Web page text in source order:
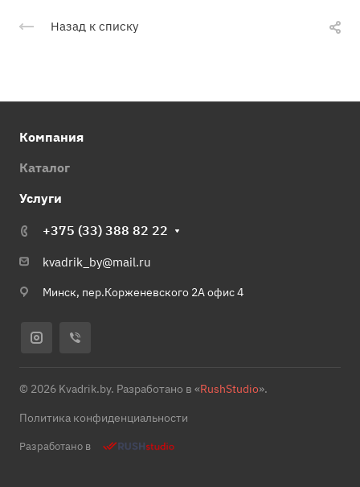
Назад к списку
Компания
Каталог
Услуги
+375 (33) 388 82 22
kvadrik_by@mail.ru
Минск, пер.Корженевского 2А офис 4
© 2026 Kvadrik.by. Разработано в «RushStudio».
Политика конфиденциальности
Разработано в